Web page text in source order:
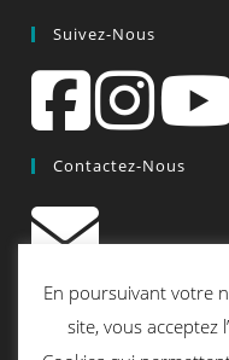
Suivez-Nous
Contactez-Nous
Les Fiches Techniques
En poursuivant votre
site, vous acceptez